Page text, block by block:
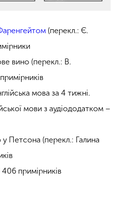
(перекл.: Є.
вино (перекл.: В.
мова за 4 тижні.
мови з аудіододатком –
у Петсона (перекл.: Галина
примірників